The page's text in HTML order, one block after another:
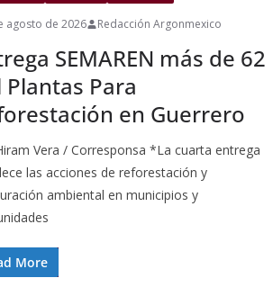
agosto de 2026 Redacción Argonmexico
SEMAREN más de 62
Plantas Para
en Guerrero
Vera / Corresponsa *La cuarta entrega
las acciones de reforestación y
ambiental en municipios y
More